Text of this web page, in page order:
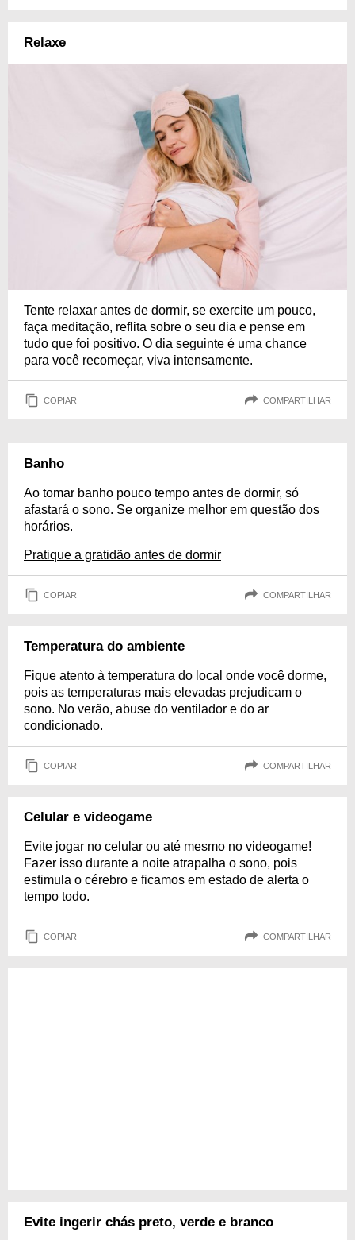
Relaxe
Tente relaxar antes de dormir, se exercite um pouco,
faça meditação, reflita sobre o seu dia e pense em
tudo que foi positivo. O dia seguinte é uma chance
para você recomeçar, viva intensamente.
COPIAR COMPARTILHAR
Banho
Ao tomar banho pouco tempo antes de dormir, só
afastará o sono. Se organize melhor em questão dos
horários.
Pratique a gratidão antes de dormir
COPIAR COMPARTILHAR
Temperatura do ambiente
Fique atento à temperatura do local onde você dorme,
pois as temperaturas mais elevadas prejudicam o
sono. No verão, abuse do ventilador e do ar
condicionado.
COPIAR COMPARTILHAR
Celular e videogame
Evite jogar no celular ou até mesmo no videogame!
Fazer isso durante a noite atrapalha o sono, pois
estimula o cérebro e ficamos em estado de alerta o
tempo todo.
COPIAR COMPARTILHAR
Evite ingerir chás preto, verde e branco